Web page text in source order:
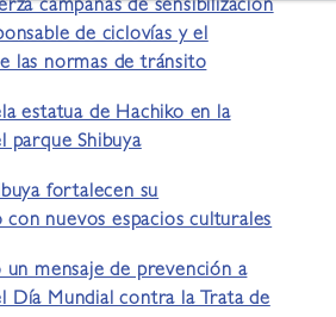
campañas de sensibilización
de ciclovías y el
las normas de tránsito
estatua de Hachiko en la
parque Shibuya
fortalecen su
nuevos espacios culturales
mensaje de prevención a
Día Mundial contra la Trata de